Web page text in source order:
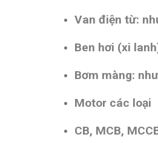
Van điện từ:
Ben hơi (xi
Bơm màng:
Motor các loại
CB, MCB,